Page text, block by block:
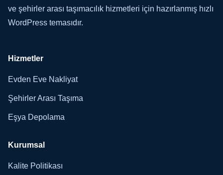
ve şehirler arası taşımacılık hizmetleri için hazırlanmış hızlı
WordPress temasıdır.
Hizmetler
Evden Eve Nakliyat
Şehirler Arası Taşıma
Eşya Depolama
Kurumsal
Kalite Politikası